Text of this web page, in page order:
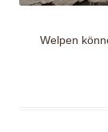
Welpen